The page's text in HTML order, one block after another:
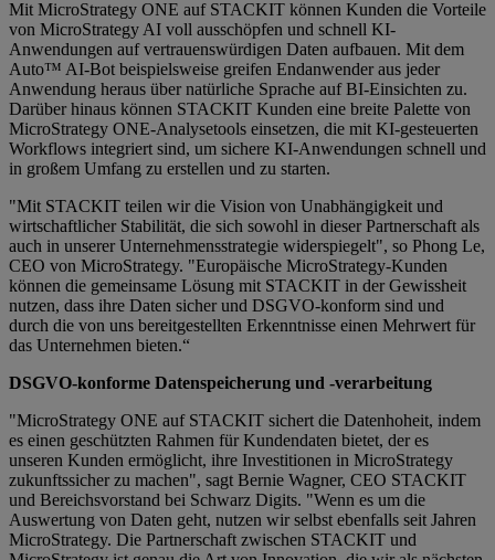
Mit MicroStrategy ONE auf STACKIT können Kunden die Vorteile
von MicroStrategy AI voll ausschöpfen und schnell KI-
Anwendungen auf vertrauenswürdigen Daten aufbauen. Mit dem
Auto™ AI-Bot beispielsweise greifen Endanwender aus jeder
Anwendung heraus über natürliche Sprache auf BI-Einsichten zu.
Darüber hinaus können STACKIT Kunden eine breite Palette von
MicroStrategy ONE-Analysetools einsetzen, die mit KI-gesteuerten
Workflows integriert sind, um sichere KI-Anwendungen schnell und
in großem Umfang zu erstellen und zu starten.
"Mit STACKIT teilen wir die Vision von Unabhängigkeit und
wirtschaftlicher Stabilität, die sich sowohl in dieser Partnerschaft als
auch in unserer Unternehmensstrategie widerspiegelt", so Phong Le,
CEO von MicroStrategy. "Europäische MicroStrategy-Kunden
können die gemeinsame Lösung mit STACKIT in der Gewissheit
nutzen, dass ihre Daten sicher und DSGVO-konform sind und
durch die von uns bereitgestellten Erkenntnisse einen Mehrwert für
das Unternehmen bieten.“
DSGVO-konforme Datenspeicherung und -verarbeitung
"MicroStrategy ONE auf STACKIT sichert die Datenhoheit, indem
es einen geschützten Rahmen für Kundendaten bietet, der es
unseren Kunden ermöglicht, ihre Investitionen in MicroStrategy
zukunftssicher zu machen", sagt Bernie Wagner, CEO STACKIT
und Bereichsvorstand bei Schwarz Digits. "Wenn es um die
Auswertung von Daten geht, nutzen wir selbst ebenfalls seit Jahren
MicroStrategy. Die Partnerschaft zwischen STACKIT und